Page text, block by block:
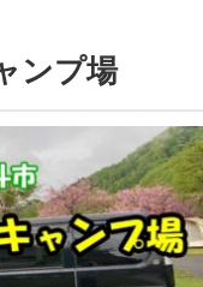
ンプ場